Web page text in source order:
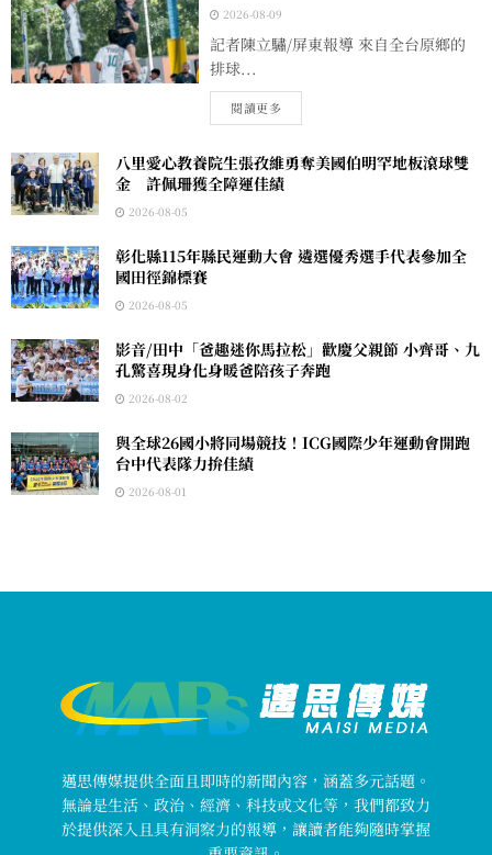
2026-08-09
記者陳立驌/屏東報導 來自全台原鄉的
排球...
閱讀更多
八里愛心教養院生張孜維勇奪美國伯明罕地板滾球雙
金 許佩珊獲全障運佳績
2026-08-05
彰化縣115年縣民運動大會 遴選優秀選手代表參加全
國田徑錦標賽
2026-08-05
影音/田中「爸趣迷你馬拉松」歡慶父親節 小齊哥、九
孔驚喜現身化身暖爸陪孩子奔跑
2026-08-02
與全球26國小將同場競技！ICG國際少年運動會開跑
台中代表隊力拚佳績
2026-08-01
邁思傳媒提供全面且即時的新聞內容，涵蓋多元話題。
無論是生活、政治、經濟、科技或文化等，我們都致力
於提供深入且具有洞察力的報導，讓讀者能夠隨時掌握